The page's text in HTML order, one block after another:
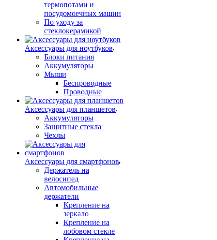
термопотами и
посудомоечных машин
По уходу за
стеклокерамикой
Аксессуары для ноутбуков
Блоки питания
Аккумуляторы
Мыши
Беспроводные
Проводные
Аксессуары для планшетов
Аккумуляторы
Защитные стекла
Чехлы
Аксессуары для смартфонов
Держатель на
велосипед
Автомобильные
держатели
Крепление на
зеркало
Крепление на
лобовом стекле